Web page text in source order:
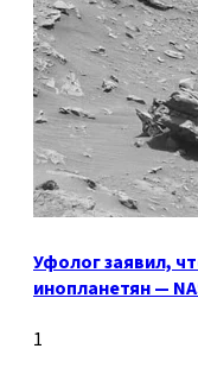
Уфолог заявил,
инопланетян —
1